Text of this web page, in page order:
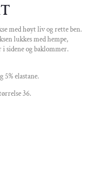
med høyt liv og rette ben.
lukkes med hempe,
sidene og baklommer.
5% elastane.
36.